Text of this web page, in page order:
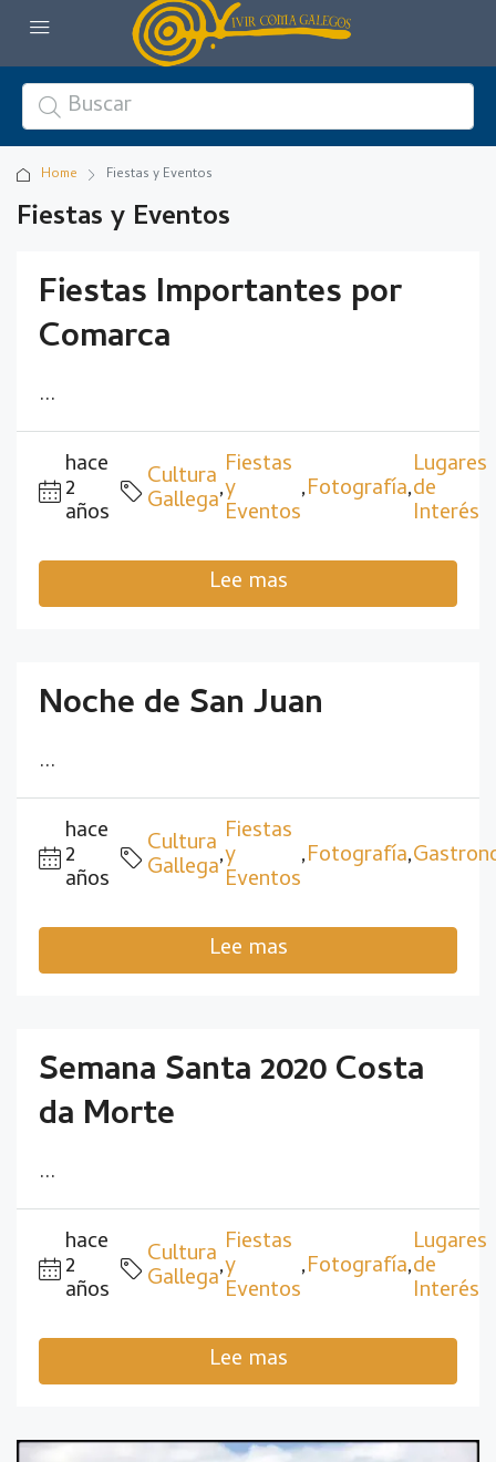
Home Fiestas y Eventos
Fiestas y Eventos
Fiestas Importantes por
Comarca
...
hace
2
años
Cultura
Gallega,
Fiestas
y
Eventos
,Fotografía,
Lugares
de
Interés
Lee mas
Noche de San Juan
...
hace
2
años
Cultura
Gallega,
Fiestas
y
Eventos
,Fotografía,
Lee mas
Semana Santa 2020 Costa
da Morte
...
hace
2
años
Cultura
Gallega,
Fiestas
y
Eventos
,Fotografía,
Lugares
de
Interés
Lee mas